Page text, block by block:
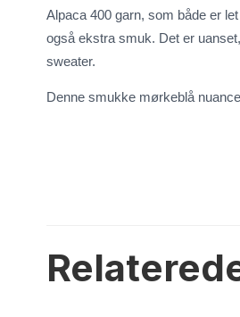
Uld/Nylon
Armonia
Alpaca 400 garn, som både er
også ekstra smuk. Det er
sweater.
Denne smukke mørkeblå